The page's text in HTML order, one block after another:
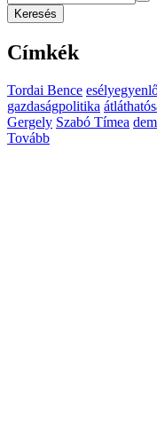
Keresés
Címkék
Tordai Bence
gazdaságpolitika
Gergely Szabó Tímea
Tovább